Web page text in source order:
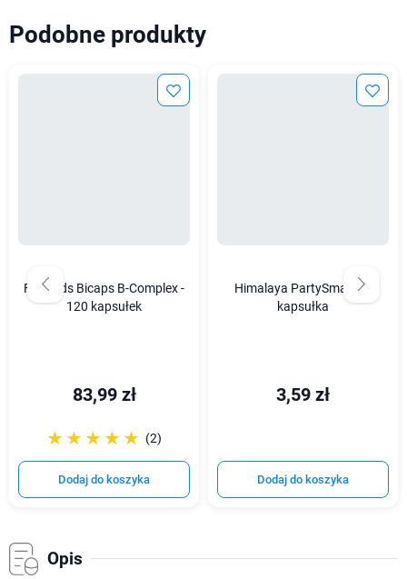
Podobne produkty
Formeds Bicaps B-Complex -
120 kapsułek
83,99 zł
☆☆☆☆☆
★★★★★ (2)
Dodaj do koszyka
Himalaya PartySmart - 1
kapsułka
3,59 zł
Dodaj do koszyka
Opis